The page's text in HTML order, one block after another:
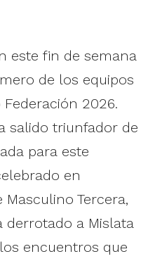
este fin de semana
de los equipos
2026.
salido triunfador de
para este
en
Masculino Tercera,
derrotado a Mislata
encuentros que